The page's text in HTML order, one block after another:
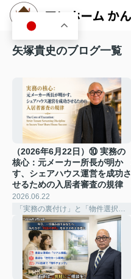
矢塚貴史のブログ一覧
（2026年6月22日）⑩ 実務の
核心：元メーカー所長が明か
す、シェアハウス運営を成功さ
せるための入居者審査の規律
2026.06.22